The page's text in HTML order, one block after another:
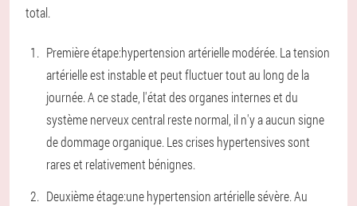
total.
Première étape:hypertension artérielle modérée. La tension
artérielle est instable et peut fluctuer tout au long de la
journée. A ce stade, l'état des organes internes et du
système nerveux central reste normal, il n'y a aucun signe
de dommage organique. Les crises hypertensives sont
rares et relativement bénignes.
Deuxième étage:une hypertension artérielle sévère. Au